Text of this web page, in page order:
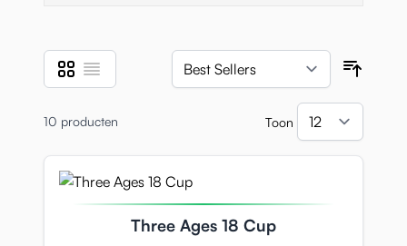
Tonen als
Foto-tabel
Lijst
10 producten Toon
Three Ages 18 Cup